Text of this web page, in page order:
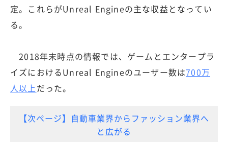
定。これらがUnreal Engineの主な収益となってい
る。
2018年末時点の情報では、ゲームとエンタープラ
イズにおけるUnreal Engineのユーザー数は700万
人以上だった。
【次ページ】自動車業界からファッション業界へ
と広がる